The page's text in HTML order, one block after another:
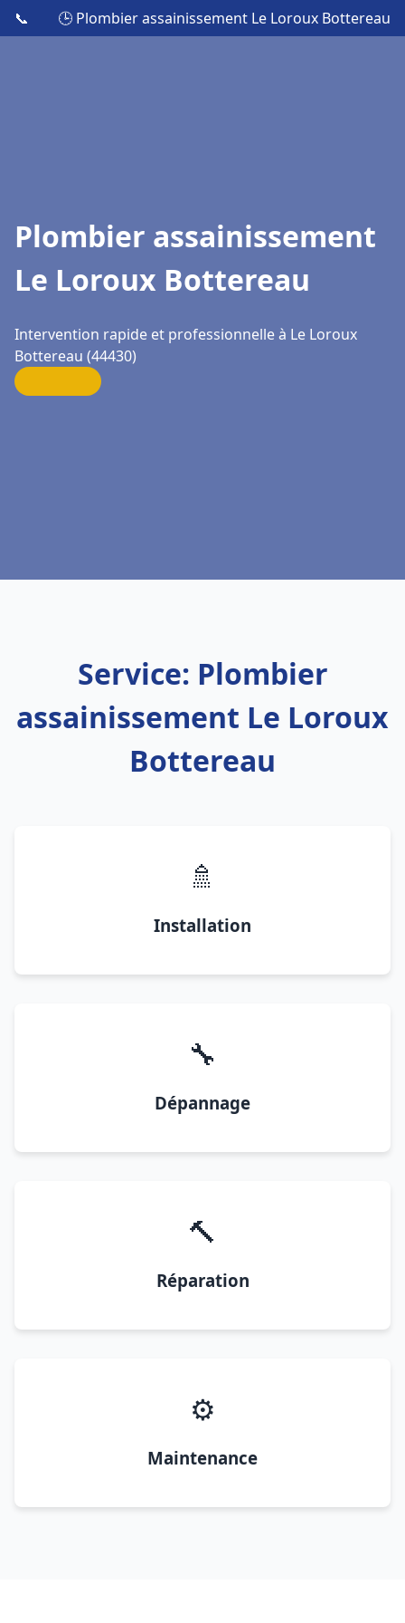
📞 🕒 Plombier assainissement Le Loroux Bottereau
Plombier assainissement
Le Loroux Bottereau
Intervention rapide et professionnelle à Le Loroux
Bottereau (44430)
Service: Plombier
assainissement Le Loroux
Bottereau
🚿
Installation
🔧
Dépannage
🔨
Réparation
⚙️
Maintenance